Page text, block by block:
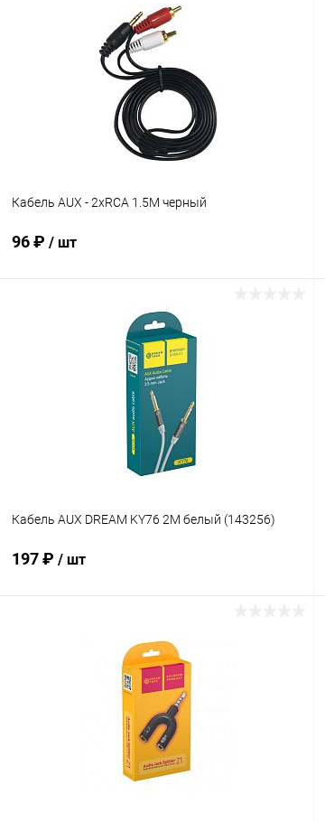
Кабель AUX - 2xRCA 1.5M черный
96 ₽ / шт
В корзину
Кабель AUX DREAM KY76 2М белый (143256)
197 ₽ / шт